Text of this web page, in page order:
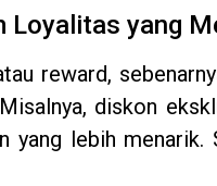
Loyalitas yang
reward,
diskon
yang lebih